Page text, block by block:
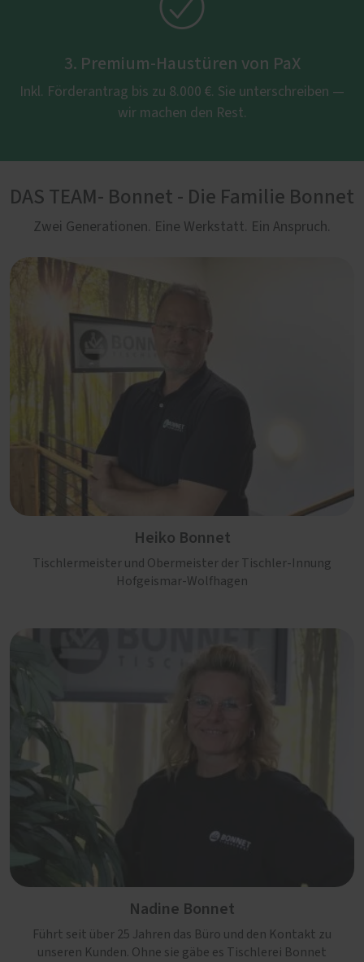
3. Premium-Haustüren von PaX
Inkl. Förderantrag bis zu 8.000 €. Sie unterschreiben —
wir machen den Rest.
DAS TEAM- Bonnet - Die Familie Bonnet
Zwei Generationen. Eine Werkstatt. Ein Anspruch.
Heiko Bonnet
Tischlermeister und Obermeister der Tischler-Innung
Hofgeismar-Wolfhagen
Nadine Bonnet
Führt seit über 25 Jahren das Büro und den Kontakt zu
unseren Kunden. Ohne sie gäbe es Tischlerei Bonnet